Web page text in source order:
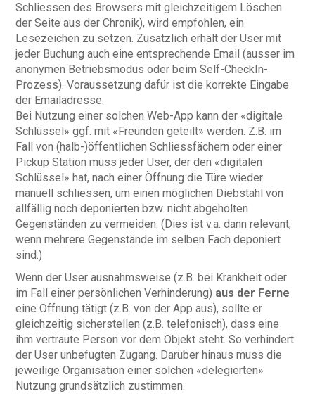
Schliessen des Browsers mit gleichzeitigem Löschen
der Seite aus der Chronik), wird empfohlen, ein
Lesezeichen zu setzen. Zusätzlich erhält der User mit
jeder Buchung auch eine entsprechende Email (ausser im
anonymen Betriebsmodus oder beim Self-CheckIn-
Prozess). Voraussetzung dafür ist die korrekte Eingabe
der Emailadresse.
Bei Nutzung einer solchen Web-App kann der «digitale
Schlüssel» ggf. mit «Freunden geteilt» werden. Z.B. im
Fall von (halb-)öffentlichen Schliessfächern oder einer
Pickup Station muss jeder User, der den «digitalen
Schlüssel» hat, nach einer Öffnung die Türe wieder
manuell schliessen, um einen möglichen Diebstahl von
allfällig noch deponierten bzw. nicht abgeholten
Gegenständen zu vermeiden. (Dies ist v.a. dann relevant,
wenn mehrere Gegenstände im selben Fach deponiert
sind.)
Wenn der User ausnahmsweise (z.B. bei Krankheit oder
im Fall einer persönlichen Verhinderung) aus der Ferne
eine Öffnung tätigt (z.B. von der App aus), sollte er
gleichzeitig sicherstellen (z.B. telefonisch), dass eine
ihm vertraute Person vor dem Objekt steht. So verhindert
der User unbefugten Zugang. Darüber hinaus muss die
jeweilige Organisation einer solchen «delegierten»
Nutzung grundsätzlich zustimmen.